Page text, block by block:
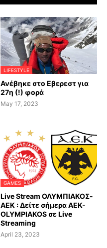
LIFESTYLE
Ανέβηκε στο Εβερεστ για
27η (!) φορά
May 17, 2023
GAMES
Live Stream ΟΛΥΜΠΙΑΚΟΣ-
AEK : Δείτε σήμερα AEK-
OLYMPIAKOS σε Live
Streaming
April 23, 2023